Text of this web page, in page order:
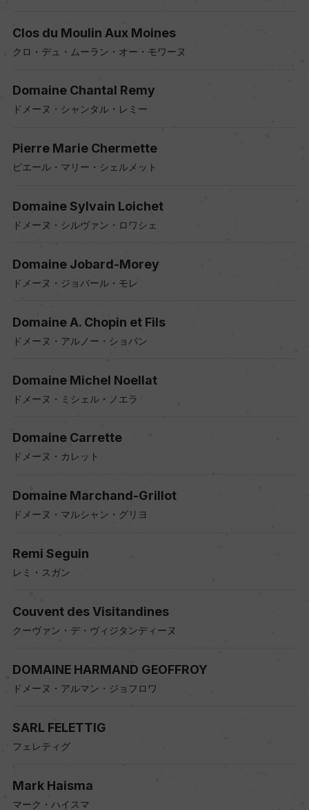
Clos du Moulin Aux Moines
クロ・デュ・ムーラン・オー・モワーヌ
Domaine Chantal Remy
ドメーヌ・シャンタル・レミー
Pierre Marie Chermette
ピエール・マリー・シェルメット
Domaine Sylvain Loichet
ドメーヌ・シルヴァン・ロワシェ
Domaine Jobard-Morey
ドメーヌ・ジョバール・モレ
Domaine A. Chopin et Fils
ドメーヌ・アルノー・ショパン
Domaine Michel Noellat
ドメーヌ・ミシェル・ノエラ
Domaine Carrette
ドメーヌ・カレット
Domaine Marchand-Grillot
ドメーヌ・マルシャン・グリヨ
Remi Seguin
レミ・スガン
Couvent des Visitandines
クーヴァン・デ・ヴィジタンディーヌ
DOMAINE HARMAND GEOFFROY
ドメーヌ・アルマン・ジョフロワ
SARL FELETTIG
フェレティグ
Mark Haisma
マーク・ハイスマ